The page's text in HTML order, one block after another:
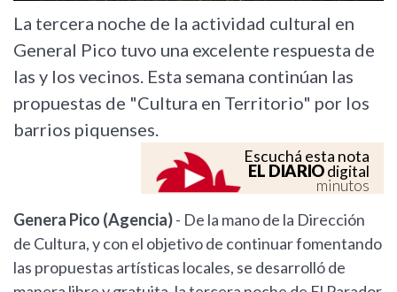
La tercera noche de la actividad cultural en
General Pico tuvo una excelente respuesta de
las y los vecinos. Esta semana continúan las
propuestas de "Cultura en Territorio" por los
barrios piquenses.
Escuchá esta nota
EL DIARIOdigital
minutos
Genera Pico (Agencia)- De la mano de la Dirección
de Cultura, y con el objetivo de continuar fomentando
las propuestas artísticas locales, se desarrolló de